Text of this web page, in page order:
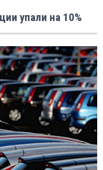
упали на 10%